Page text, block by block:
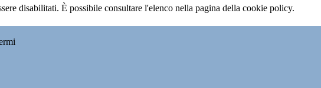
disabilitati. È possibile consultare l'elenco nella pagina della cookie policy.